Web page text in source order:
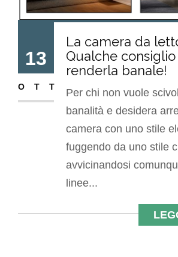
13
OTT
La camera da
Qualche
renderla banale!
Per chi non vuole
banalità e desidera
camera con uno stile
fuggendo da uno stile
avvicinandosi
linee...